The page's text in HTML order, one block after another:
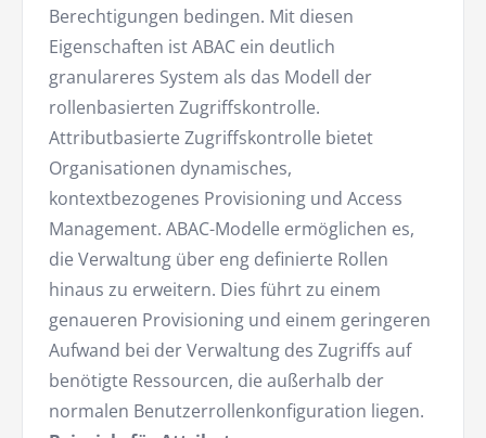
Berechtigungen bedingen. Mit diesen
Eigenschaften ist ABAC ein deutlich
granulareres System als das Modell der
rollenbasierten Zugriffskontrolle.
Attributbasierte Zugriffskontrolle bietet
Organisationen dynamisches,
kontextbezogenes Provisioning und Access
Management. ABAC-Modelle ermöglichen es,
die Verwaltung über eng definierte Rollen
hinaus zu erweitern. Dies führt zu einem
genaueren Provisioning und einem geringeren
Aufwand bei der Verwaltung des Zugriffs auf
benötigte Ressourcen, die außerhalb der
normalen Benutzerrollenkonfiguration liegen.